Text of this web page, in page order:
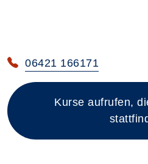
06421 166171
Kurse aufrufen,